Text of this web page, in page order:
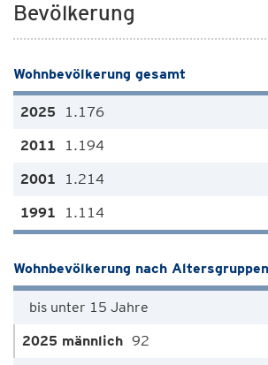
Bevölkerung
Wohnbevölkerung gesamt
1.176
1.194
1.214
1.114
Wohnbevölkerung nach Altersgruppen
bis unter 15 Jahre
92